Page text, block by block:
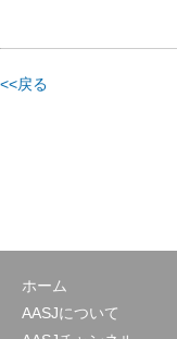
<<戻る
ホーム
AASJについて